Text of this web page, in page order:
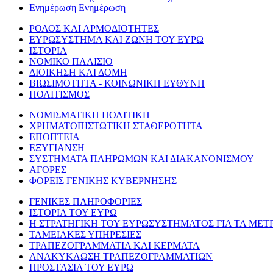
Ενημέρωση Ενημέρωση
ΡΟΛΟΣ ΚΑΙ ΑΡΜΟΔΙΟΤΗΤΕΣ
ΕΥΡΩΣΥΣΤΗΜΑ ΚΑΙ ΖΩΝΗ ΤΟΥ ΕΥΡΩ
ΙΣΤΟΡΙΑ
ΝΟΜΙΚΟ ΠΛΑΙΣΙΟ
ΔΙΟΙΚΗΣΗ ΚΑΙ ΔΟΜΗ
ΒΙΩΣΙΜΟΤΗΤΑ - ΚΟΙΝΩΝΙΚΗ ΕΥΘΥΝΗ
ΠΟΛΙΤΙΣΜΟΣ
ΝΟΜΙΣΜΑΤΙΚΗ ΠΟΛΙΤΙΚΗ
ΧΡΗΜΑΤΟΠΙΣΤΩΤΙΚΗ ΣΤΑΘΕΡΟΤΗΤΑ
ΕΠΟΠΤΕΙΑ
ΕΞΥΓΙΑΝΣΗ
ΣΥΣΤΗΜΑΤΑ ΠΛΗΡΩΜΩΝ ΚΑΙ ΔΙΑΚΑΝΟΝΙΣΜΟΥ
ΑΓΟΡΕΣ
ΦΟΡΕΙΣ ΓΕΝΙΚΗΣ ΚΥΒΕΡΝΗΣΗΣ
ΓΕΝΙΚΕΣ ΠΛΗΡΟΦΟΡΙΕΣ
ΙΣΤΟΡΙΑ ΤΟΥ ΕΥΡΩ
Η ΣΤΡΑΤΗΓΙΚΗ ΤΟΥ ΕΥΡΩΣΥΣΤΗΜΑΤΟΣ ΓΙΑ ΤΑ
ΤΑΜΕΙΑΚΕΣ ΥΠΗΡΕΣΙΕΣ
ΤΡΑΠΕΖΟΓΡΑΜΜΑΤΙΑ ΚΑΙ ΚΕΡΜΑΤΑ
ΑΝΑΚΥΚΛΩΣΗ ΤΡΑΠΕΖΟΓΡΑΜΜΑΤΙΩΝ
ΠΡΟΣΤΑΣΙΑ ΤΟΥ ΕΥΡΩ